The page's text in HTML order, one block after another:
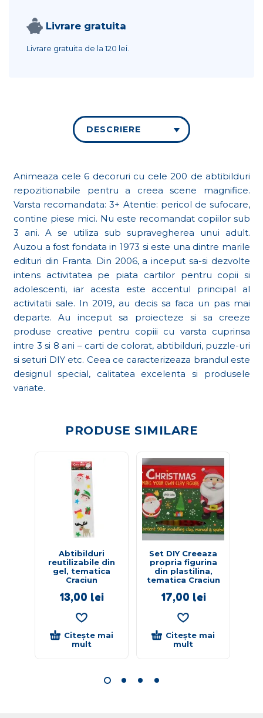
Livrare gratuita
Livrare gratuita de la120 lei.
DESCRIERE
Animeaza cele 6 decoruri cu cele 200 de abtibilduri
repozitionabile pentru a creea scene magnifice.
Varsta recomandata: 3+ Atentie: pericol de sufocare,
contine piese mici. Nu este recomandat copiilor sub
3 ani. A se utiliza sub supravegherea unui adult.
Auzou a fost fondata in 1973 si este una dintre marile
edituri din Franta. Din 2006, a inceput sa-si dezvolte
intens activitatea pe piata cartilor pentru copii si
adolescenti, iar acesta este accentul principal al
activitatii sale. In 2019, au decis sa faca un pas mai
departe. Au inceput sa proiecteze si sa creeze
produse creative pentru copiii cu varsta cuprinsa
intre 3 si 8 ani – carti de colorat, abtibilduri, puzzle-uri
si seturi DIY etc. Ceea ce caracterizeaza brandul este
designul special, calitatea excelenta si produsele
variate.
PRODUSE SIMILARE
Abtibilduri
reutilizabile din
gel, tematica
Craciun
13,00 lei
Citește mai
mult
Set DIY Creeaza
propria figurina
din plastilina,
tematica Craciun
17,00 lei
Citește mai
mult